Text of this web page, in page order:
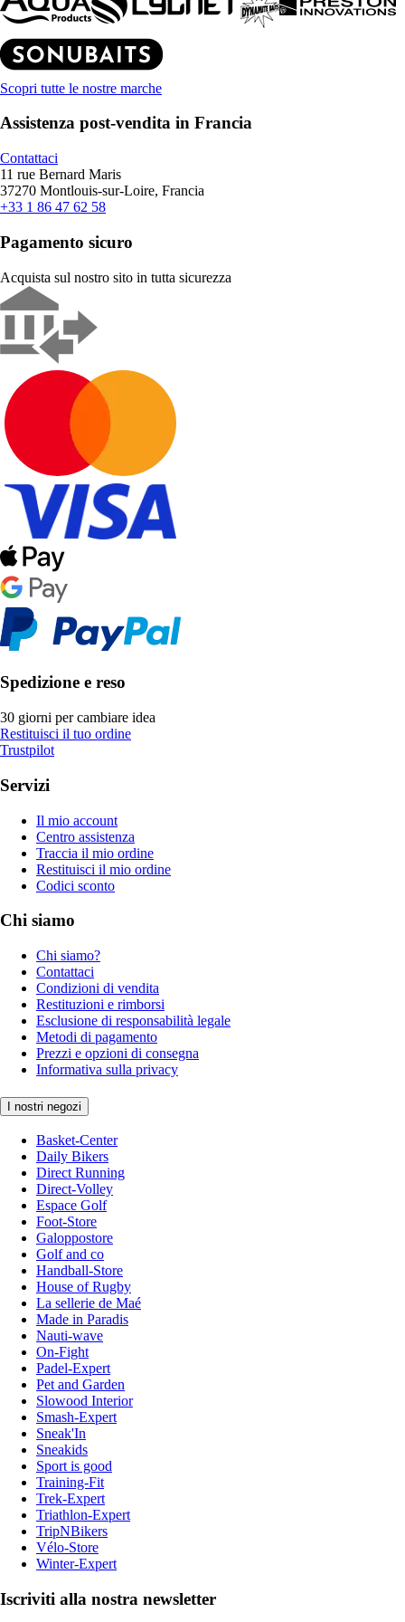
Scopri tutte le nostre marche
Assistenza post-vendita in Francia
Contattaci
11 rue Bernard Maris
37270 Montlouis-sur-Loire, Francia
+33 1 86 47 62 58
Pagamento sicuro
Acquista sul nostro sito in tutta sicurezza
Spedizione e reso
30 giorni per cambiare idea
Restituisci il tuo ordine
Trustpilot
Servizi
Il mio account
Centro assistenza
Traccia il mio ordine
Restituisci il mio ordine
Codici sconto
Chi siamo
Chi siamo?
Contattaci
Condizioni di vendita
Restituzioni e rimborsi
Esclusione di responsabilità legale
Metodi di pagamento
Prezzi e opzioni di consegna
Informativa sulla privacy
I nostri negozi
Basket-Center
Daily Bikers
Direct Running
Direct-Volley
Espace Golf
Foot-Store
Galoppostore
Golf and co
Handball-Store
House of Rugby
La sellerie de Maé
Made in Paradis
Nauti-wave
On-Fight
Padel-Expert
Pet and Garden
Slowood Interior
Smash-Expert
Sneak'In
Sneakids
Sport is good
Training-Fit
Trek-Expert
Triathlon-Expert
TripNBikers
Vélo-Store
Winter-Expert
Iscriviti alla nostra newsletter